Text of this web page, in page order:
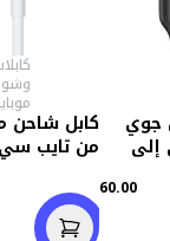
جوي
60.00
كابل شاحن
من تايب سي